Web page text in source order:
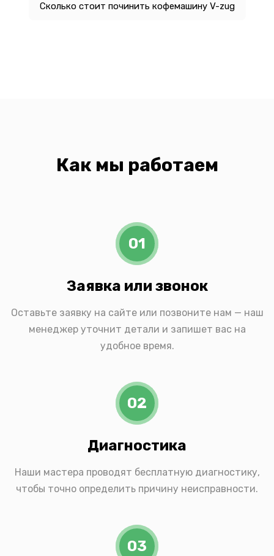
Сколько стоит починить кофемашину V-zug
Как мы работаем
01
Заявка или звонок
Оставьте заявку на сайте или позвоните нам — наш
менеджер уточнит детали и запишет вас на
удобное время.
02
Диагностика
Наши мастера проводят бесплатную диагностику,
чтобы точно определить причину неисправности.
03